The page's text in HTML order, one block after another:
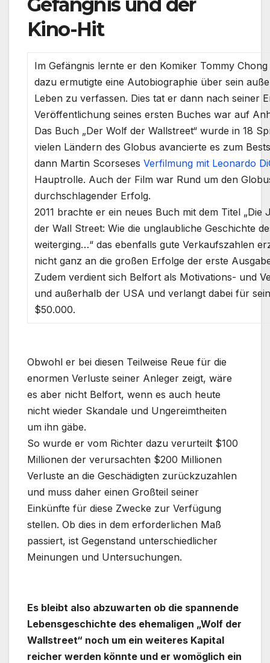
Kino-Hit
Im Gefängnis lernte er den Komiker Tommy
dazu ermutigte eine Autobiographie über sein
Leben zu verfassen. Dies tat er dann nach seiner
Veröffentlichung seines ersten Buches war auf
Das Buch „Der Wolf der Wallstreet“ wurde in 18
vielen Ländern des Globus avancierte es zum
dann Martin ScorsesesVerfilmung mit Leonardo
Hauptrolle. Auch der Film war Rund um den
durchschlagender Erfolg.
2011 brachte er ein neues Buch mit dem Titel „Die
der Wall Street: Wie die unglaubliche Geschichte
weiterging…“ das ebenfalls gute Verkaufszahlen
nicht ganz an die großen Erfolge der erste
Zudem verdient sich Belfort als Motivations- und
und außerhalb der USA und verlangt dabei für
$50.000.
Obwohl er bei diesen Teilweise Reue für die
enormen Verluste seiner Anleger zeigt, wäre
es aber nicht Belfort, wenn es auch heute
nicht wieder Skandale und Ungereimtheiten
um ihn gäbe.
So wurde er vom Richter dazu verurteilt $100
Millionen der verursachten $200 Millionen
Verluste an die Geschädigten zurückzuzahlen
und muss daher einen Großteil seiner
Einkünfte für diese Zwecke zur Verfügung
stellen. Ob dies in dem erforderlichen Maß
passiert, ist Gegenstand unterschiedlicher
Meinungen und Untersuchungen.
Es bleibt also abzuwarten ob die spannende
Lebensgeschichte des ehemaligen „Wolf der
Wallstreet“ noch um ein weiteres Kapital
reicher werden könnte und er womöglich ein